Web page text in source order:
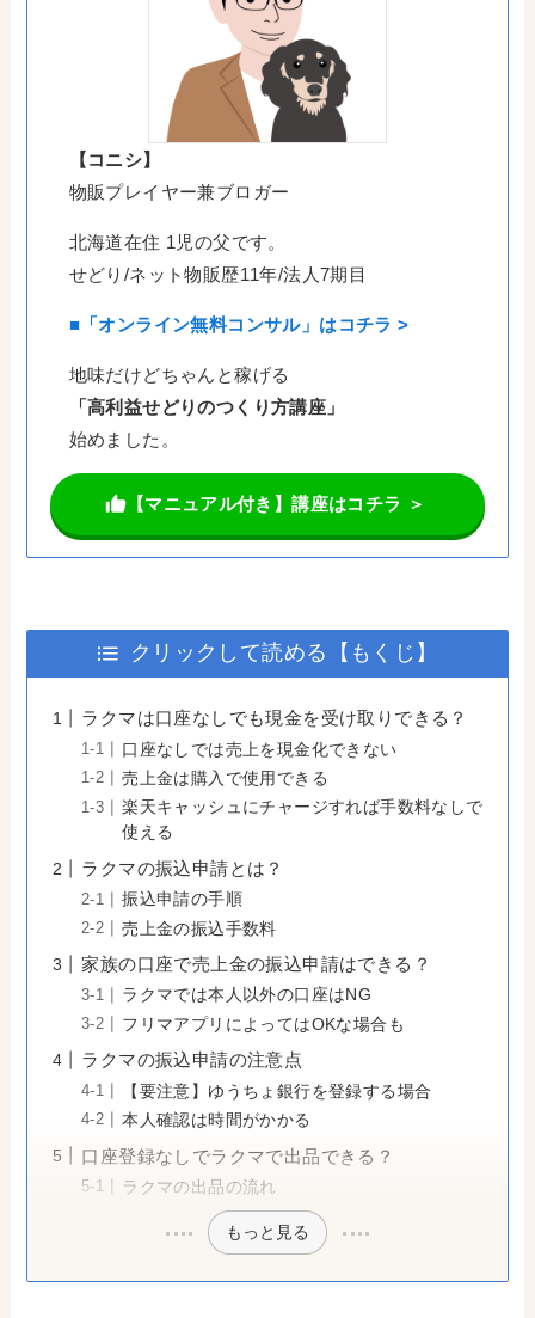
【コニシ】
物販プレイヤー兼ブロガー
北海道在住 1児の父です。
せどり/ネット物販歴11年/法人7期目
■「オンライン無料コンサル」はコチラ >
地味だけどちゃんと稼げる
「高利益せどりのつくり方講座」
始めました。
【マニュアル付き】講座はコチラ ＞
クリックして読める【もくじ】
ラクマは口座なしでも現金を受け取りできる？
口座なしでは売上を現金化できない
売上金は購入で使用できる
楽天キャッシュにチャージすれば手数料なしで
使える
ラクマの振込申請とは？
振込申請の手順
売上金の振込手数料
家族の口座で売上金の振込申請はできる？
ラクマでは本人以外の口座はNG
フリマアプリによってはOKな場合も
ラクマの振込申請の注意点
【要注意】ゆうちょ銀行を登録する場合
本人確認は時間がかかる
口座登録なしでラクマで出品できる？
ラクマの出品の流れ
もっと見る